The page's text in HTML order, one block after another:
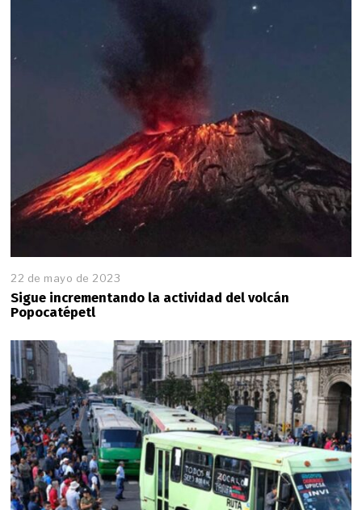
22 de mayo de 2023
Sigue incrementando la actividad del volcán
Popocatépetl